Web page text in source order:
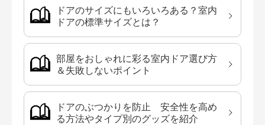
ドアのサイズにもいろいろある？室内
ドアの標準サイズとは？
部屋をおしゃれに彩る室内ドア選び方
＆失敗しないポイント
ドアのぶつかりを防止 安全性を高め
る方法やタイプ別のグッズを紹介